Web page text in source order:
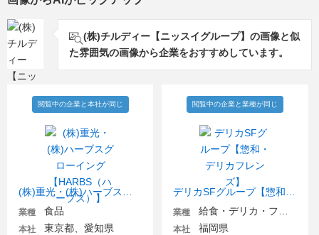
(株)チルディー【ニッスイグループ】の画像と似
た雰囲気の画像から企業をおすすめしています。
閲覧中の企業と本社が同じ
業種 食品
本社 東京都、愛知県
閲覧中の企業と業種が同じ
業種
本社 福岡県